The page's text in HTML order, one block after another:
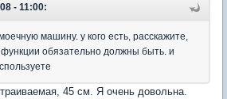
- 11:00:
машину. у кого есть, расскажите,
функции обязательно должны быть. и
45 см. Я очень довольна.